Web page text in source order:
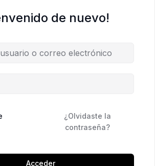
de nuevo!
¿Olvidaste la
contraseña?
Acceder